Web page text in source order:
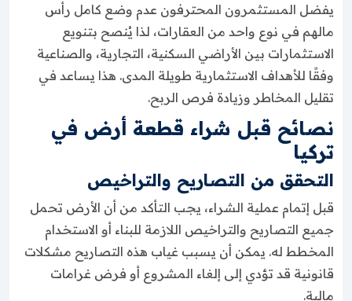
يفضل المستثمرون المحترفون عدم وضع كامل رأس
مالهم في نوع واحد من العقارات، لذا يُنصح بتنويع
الاستثمارات بين الأراضي السكنية، التجارية، والصناعية
وفقًا للأهداف الاستثمارية طويلة المدى. هذا يساعد في
تقليل المخاطر وزيادة فرص الربح.
نصائح قبل شراء قطعة أرض في
تركيا
التحقق من التصاريح والتراخيص
قبل إتمام عملية الشراء، يجب التأكد من أن الأرض تحمل
جميع التصاريح والتراخيص اللازمة للبناء أو الاستخدام
المخطط له. يمكن أن يسبب غياب هذه التصاريح مشكلات
قانونية قد تؤدي إلى إلغاء المشروع أو فرض غرامات
مالية.